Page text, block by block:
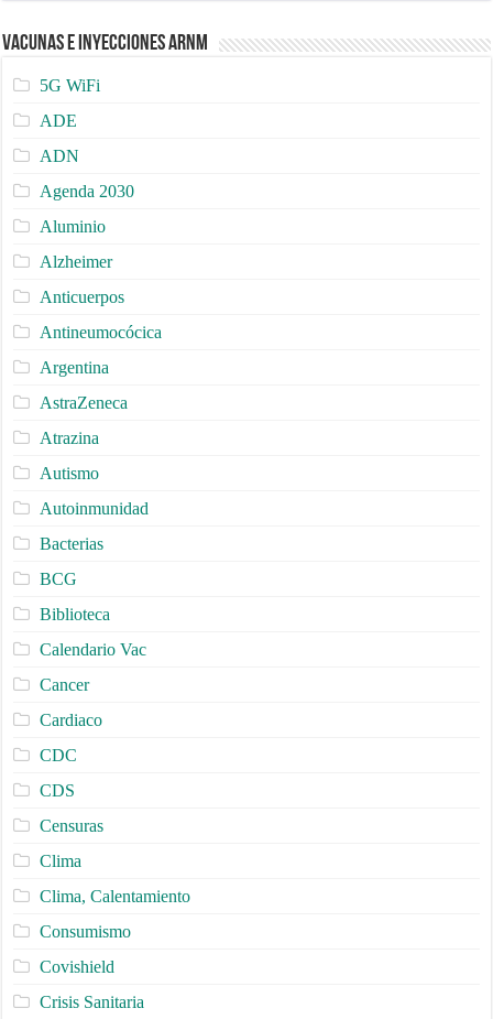
Vacunas e Inyecciones ARNm
5G WiFi
ADE
ADN
Agenda 2030
Aluminio
Alzheimer
Anticuerpos
Antineumocócica
Argentina
AstraZeneca
Atrazina
Autismo
Autoinmunidad
Bacterias
BCG
Biblioteca
Calendario Vac
Cancer
Cardiaco
CDC
CDS
Censuras
Clima
Clima, Calentamiento
Consumismo
Covishield
Crisis Sanitaria